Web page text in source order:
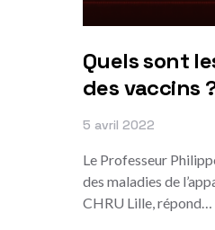
Quels sont
des vaccins
5 avril 2022
Le Professeur
des maladies de
CHRU Lille, répond…